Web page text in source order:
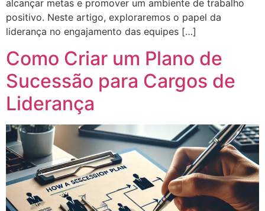
alcançar metas e promover um ambiente de trabalho
positivo. Neste artigo, exploraremos o papel da
liderança no engajamento das equipes […]
Como Criar um Plano de
Sucessão para Cargos de
Liderança